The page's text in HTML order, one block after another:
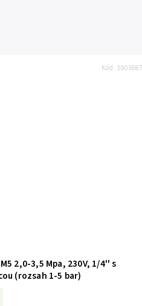
2,0-3,5 Mpa, 230V, 1/4'' s
(rozsah 1-5 bar)
Kód: